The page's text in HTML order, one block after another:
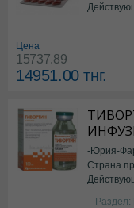
Цена
15737.89
14951.00тнг.
-Юрия-
Страна
Раздел: